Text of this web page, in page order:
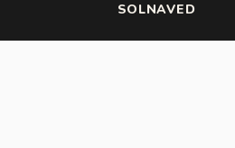
SOLNAVED